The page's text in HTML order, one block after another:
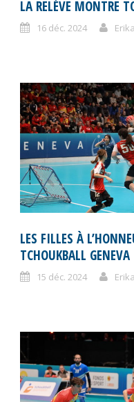
LA RELÈVE MONTRE
16 déc. 2024
LES FILLES À
TCHOUKBALL
15 déc. 2024